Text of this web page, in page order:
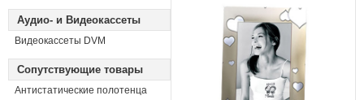
Аудио- и Видеокассеты
Видеокассеты DVM
Сопутствующие товары
Антистатические полотенца